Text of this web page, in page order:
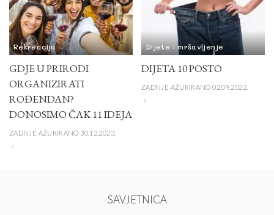
Rekreacija
GDJE U PRIRODI
ORGANIZIRATI
ROĐENDAN?
DONOSIMO ČAK 11 IDEJA
ZADNJE AŽURIRANO 30.12.2023.
Dijete i mršavljenje
DIJETA 10 POSTO
ZADNJE AŽURIRANO 02.09.2022.
SAVJETNICA